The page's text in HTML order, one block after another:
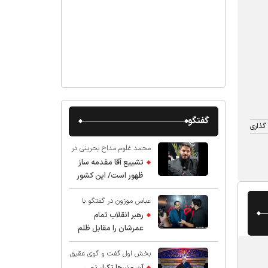
گفتگو
محمد غلوم مداح بحرینی در
گفت و گو با عقیق:
تشییع آقا مقدمه ساز
ظهور است/ این کشور
صاحب دارد
عباس موزون در گفتگو با
عقیق:رهبر انقلاب تمام
عمرشان را مقابل ظلم
ایستادند پس نباید از
شهادت ایشان شگفت
بخش اول گفت و گوی عقیق
با استاد حسین انصاریان: